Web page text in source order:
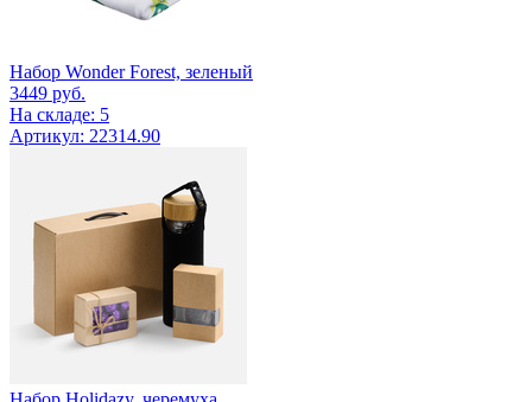
Набор Wonder Forest, зеленый
3449 руб.
На складе: 5
Артикул: 22314.90